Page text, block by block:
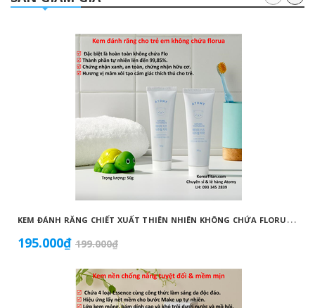
K
EM ĐÁNH RĂNG CHIẾT XUẤT THIÊN NHIÊN KHÔNG CHỨA FLORUA AN TOÀN DÀNH CHO TRẺ EM ( 50G) - ATOMY KID NATURAL TOOTHPASTE (NON FLUORIDE) - 애터미 키즈 내추럴 치약 - НАТУРАЛЬНАЯ ДЕТСКАЯ ЗУБНАЯ ПАСТА ATOMY
195.000₫ 199.000₫